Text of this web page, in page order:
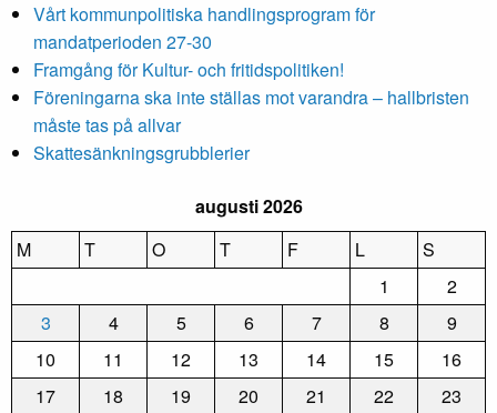
Vårt kommunpolitiska handlingsprogram för
mandatperioden 27-30
Framgång för Kultur- och fritidspolitiken!
Föreningarna ska inte ställas mot varandra – hallbristen
måste tas på allvar
Skattesänkningsgrubblerier
augusti 2026
M
T O T F L
S
1
2
3
4 5 6 7 8
9
10
11 12 13 14 15
16
17
18 19 20 21 22
23